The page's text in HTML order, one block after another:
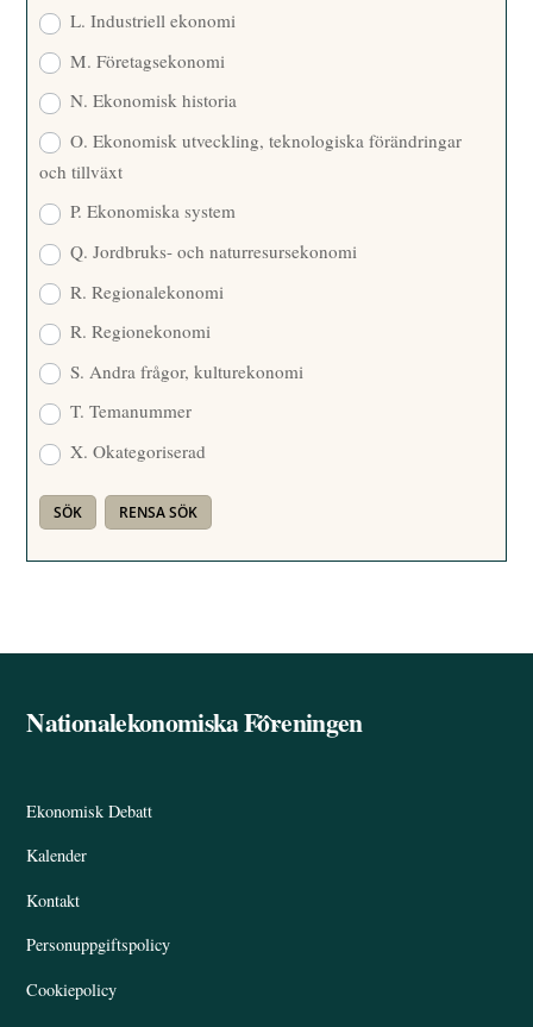
L. Industriell ekonomi
M. Företagsekonomi
N. Ekonomisk historia
O. Ekonomisk utveckling, teknologiska förändringar
och tillväxt
P. Ekonomiska system
Q. Jordbruks- och naturresursekonomi
R. Regionalekonomi
R. Regionekonomi
S. Andra frågor, kulturekonomi
T. Temanummer
X. Okategoriserad
Back
Nationalekonomiska Föreningen
Ekonomisk Debatt
Kalender
Kontakt
Personuppgiftspolicy
Cookiepolicy